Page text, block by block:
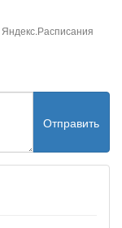
Яндекс.Расписания
Отправить